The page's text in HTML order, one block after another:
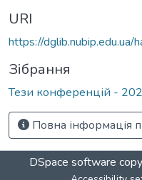
URI
https://
Зібрання
Тези конференцій -
Повна інформація
DSpace software